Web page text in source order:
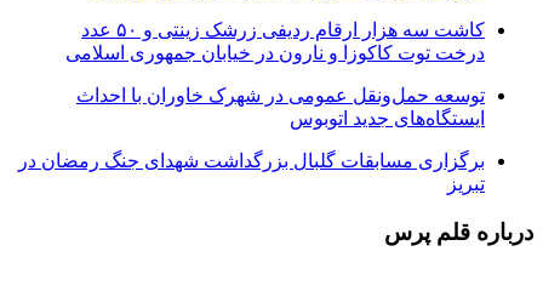
کاشت سه هزار ارقام ردیفی زرشک زینتی و ۵۰ عدد
درخت توت کاکوزا و نارون در خیابان جمهوری اسلامی
توسعه حمل‌ونقل عمومی در شهرک خاوران با احداث
ایستگاه‌های جدید اتوبوس
برگزاری مسابقات گلبال بزرگداشت شهدای جنگ رمضان در
تبریز
درباره قلم پرس